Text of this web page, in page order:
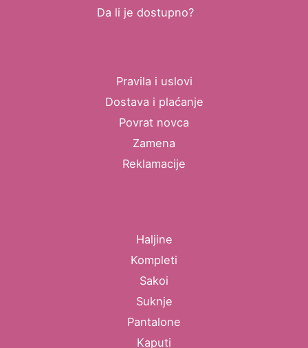
Da li je dostupno?
Pravila i uslovi
Dostava i plaćanje
Povrat novca
Zamena
Reklamacije
Haljine
Kompleti
Sakoi
Suknje
Pantalone
Kaputi